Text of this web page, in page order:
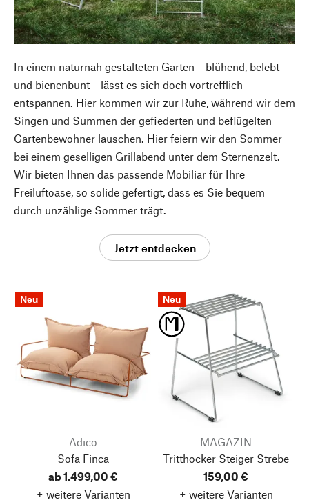
In einem naturnah gestalteten Garten – blühend, belebt
und bienenbunt – lässt es sich doch vortrefflich
entspannen. Hier kommen wir zur Ruhe, während wir dem
Singen und Summen der gefiederten und beflügelten
Gartenbewohner lauschen. Hier feiern wir den Sommer
bei einem geselligen Grillabend unter dem Sternenzelt.
Wir bieten Ihnen das passende Mobiliar für Ihre
Freiluftoase, so solide gefertigt, dass es Sie bequem
durch unzählige Sommer trägt.
Jetzt entdecken
Neu
Adico
Sofa Finca
ab 1.499,00 €
+ weitere Varianten
Neu
MAGAZIN
Tritthocker Steiger Strebe
159,00 €
+ weitere Varianten